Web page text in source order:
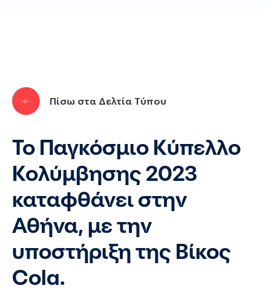
Πίσω στα Δελτία Τύπου
Το Παγκόσμιο Κύπελλο
Κολύμβησης 2023
καταφθάνει στην
Αθήνα, με την
υποστήριξη της Βίκος
Cola.